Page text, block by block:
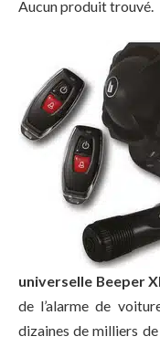
Aucun produit trouvé.
universelle Beeper
de l’alarme de
dizaines de milliers